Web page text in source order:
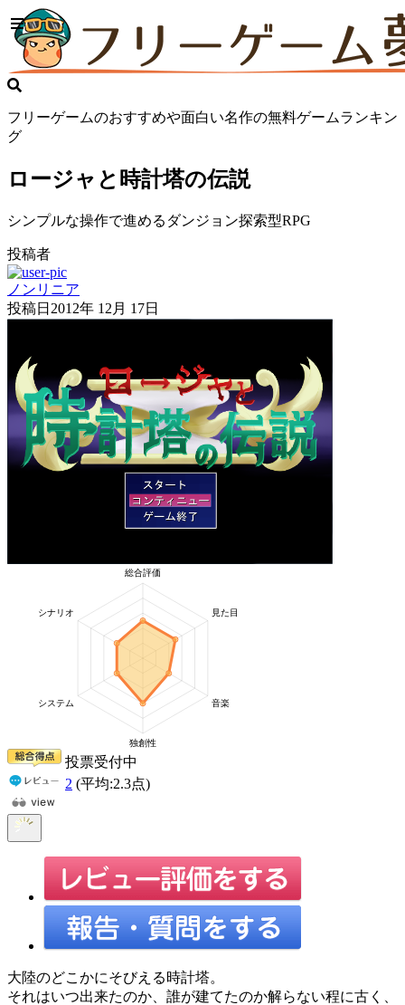
フリーゲームのおすすめや面白い名作の無料ゲームランキン
グ
ロージャと時計塔の伝説
シンプルな操作で進めるダンジョン探索型RPG
投稿者
ノンリニア
投稿日 2012年 12月 17日
投票受付中
2 (平均:2.3点)
大陸のどこかにそびえる時計塔。
それはいつ出来たのか、誰が建てたのか解らない程に古く、